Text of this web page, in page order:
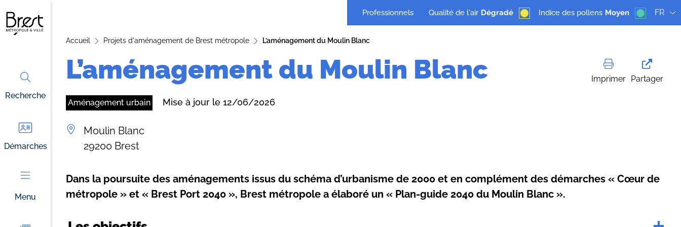
e
c
o
n
t
u
Recherche
Démarches
Menu
Professionnels Qualité de l'air Dégradé Indice des pollens Moyen FR
Accueil Projets d'aménagement de Brest métropole L’aménagement du Moulin Blanc
L’aménagement du Moulin Blanc Imprimer Partager
Aménagement urbain Mise à jour le 12/06/2026
Moulin Blanc
29200 Brest
Dans la poursuite des aménagements issus du schéma d’urbanisme de 2000 et en complément des démarches « Cœur de
métropole » et « Brest Port 2040 », Brest métropole a élaboré un « Plan-guide 2040 du Moulin Blanc ».